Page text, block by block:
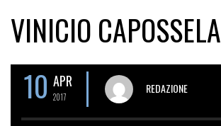
VINICIO CAPOSSELA
10 APR
2017
REDAZIONE